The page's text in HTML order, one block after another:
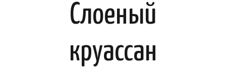
Слоеный
круассан